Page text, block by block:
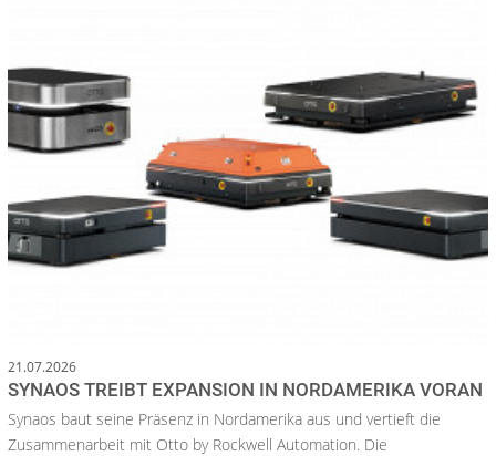
21.07.2026
SYNAOS TREIBT EXPANSION IN NORDAMERIKA VORAN
Synaos baut seine Präsenz in Nordamerika aus und vertieft die
Zusammenarbeit mit Otto by Rockwell Automation. Die